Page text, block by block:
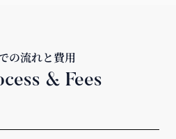
の流れと費用
& Fees